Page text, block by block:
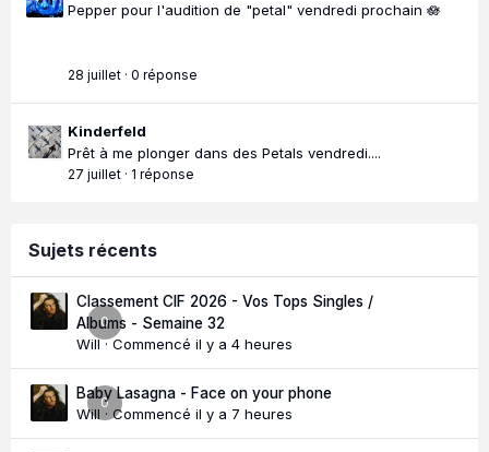
Pepper pour l'audition de "petal" vendredi prochain 🪷
28 juillet · 0 réponse
Kinderfeld
Prêt à me plonger dans des Petals vendredi....
27 juillet · 1 réponse
Sujets récents
0
Classement CIF 2026 - Vos Tops Singles /
Albums - Semaine 32
Will· Commencé il y a 4 heures
0
Baby Lasagna - Face on your phone
Will · Commencé il y a 7 heures